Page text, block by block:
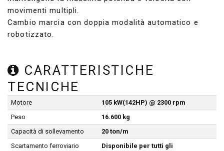
movimenti multipli.
Cambio marcia con doppia modalità automatico e
robotizzato.
CARATTERISTICHE
TECNICHE
Motore
105 kW(142HP) @ 2300 rpm
Peso
16.600 kg
Capacità di sollevamento
20 ton/m
Scartamento ferroviario
Disponibile per tutti gli